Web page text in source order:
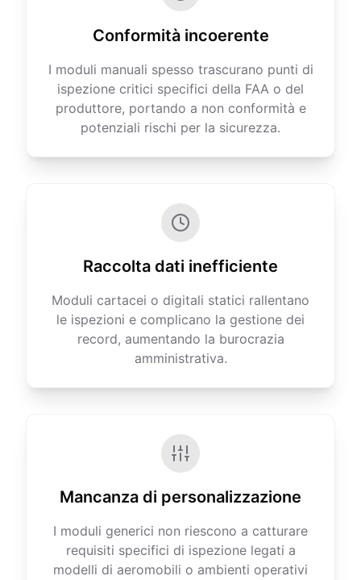
Conformità incoerente
I moduli manuali spesso trascurano punti di
ispezione critici specifici della FAA o del
produttore, portando a non conformità e
potenziali rischi per la sicurezza.
Raccolta dati inefficiente
Moduli cartacei o digitali statici rallentano
le ispezioni e complicano la gestione dei
record, aumentando la burocrazia
amministrativa.
Mancanza di personalizzazione
I moduli generici non riescono a catturare
requisiti specifici di ispezione legati a
modelli di aeromobili o ambienti operativi